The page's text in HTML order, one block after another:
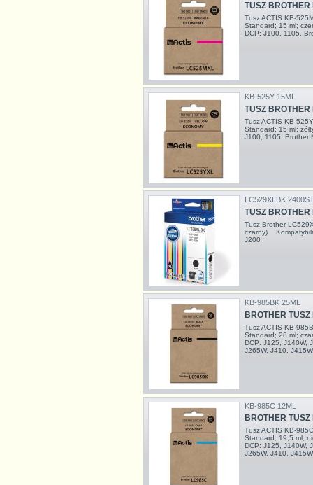
TUSZ
Tusz ACTIS KB-
Standard; 15 ml;
DCP: J100, 1105.
KB-525Y 15ML
TUSZ
Tusz ACTIS KB-
Standard; 15 ml;
J100, 1105. Brother
LC529XLBK
TUSZ
Tusz Brother
czarny)
J200
KB-985BK 25ML
BROTHER
Tusz ACTIS KB-
Standard; 28 ml;
DCP: J125, J140W,
J265W, J410,
KB-985C 12ML
BROTHER
Tusz ACTIS KB-
Standard; 19,5 ml;
DCP: J125, J140W,
J265W, J410,